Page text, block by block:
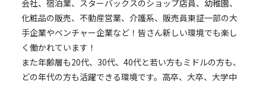
会社、宿泊業、スターバックスのショップ店員、幼稚園、
化粧品の販売、不動産営業、介護系、販売員東証一部の大
手企業やベンチャー企業など！皆さん新しい環境でも楽し
く働かれています！
また年齢層も20代、30代、40代と若い方もミドルの方も、
どの年代の方も活躍できる環境です。高卒、大卒、大学中